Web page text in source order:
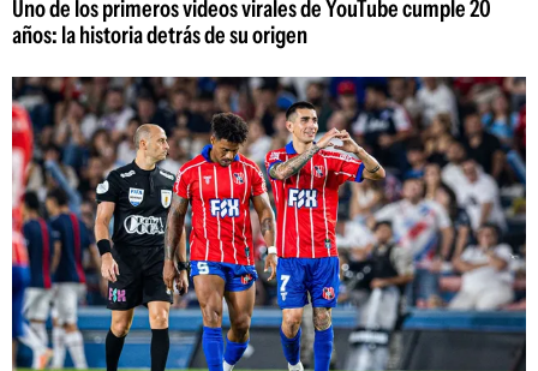
Uno de los primeros videos virales de YouTube cumple 20
años: la historia detrás de su origen